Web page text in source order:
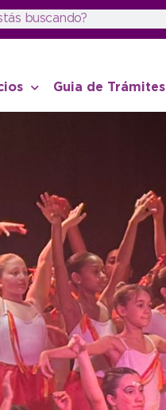
Guia de Trámites